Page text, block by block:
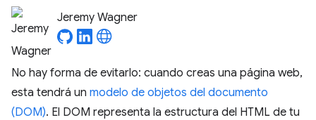
Jeremy Wagner
No hay forma de evitarlo: cuando creas una página web,
esta tendrá un modelo de objetos del documento
(DOM). El DOM representa la estructura del HTML de tu